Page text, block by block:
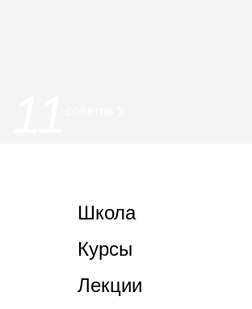
Школа
Курсы
Лекции